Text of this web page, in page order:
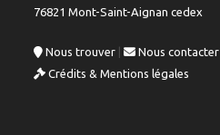
76821 Mont-Saint-Aignan cedex
Nous trouver | Nous contacter
Crédits & Mentions légales